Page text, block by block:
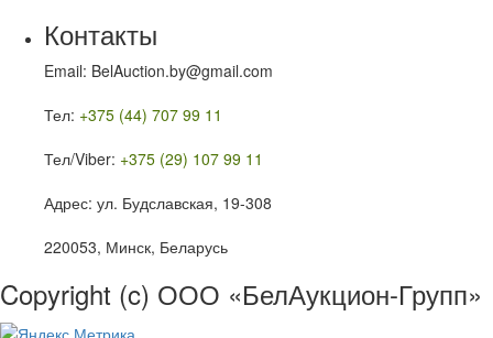
Контакты
Email: BelAuction.by@gmail.com
Тел: +375 (44) 707 99 11
Тел/Viber: +375 (29) 107 99 11
Адрес: ул. Будславская, 19-308
220053, Минск, Беларусь
Copyright (c) ООО «БелАукцион-Групп»